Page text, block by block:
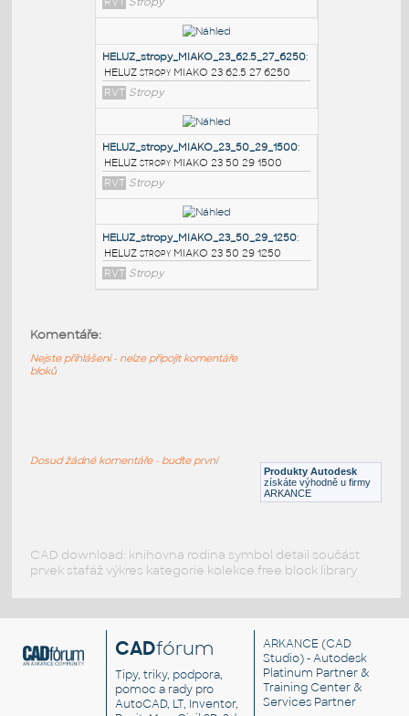
PODOBNÉ BLOKY
HELUZ_stropy_MIAKO_23_50_29_6250
HELUZ stropy MIAKO 23 50 29 6250
RVT Stropy
HELUZ_stropy_MIAKO_23_62.5_27_6250
HELUZ stropy MIAKO 23 62.5 27 6250
RVT Stropy
HELUZ stropy MIAKO 23 50 29 1500
HELUZ stropy MIAKO 23 50 29 1250
Produkty Autodesk
získáte výhodně u firmy
ARKANCE
Komentáře:
Nejste přihlášeni - nelze připojit komentáře
bloků
Dosud žádné komentáře - buďte první
CAD download: knihovna rodina symbol detail součást
prvek stafáž výkres kategorie kolekce free block library
CADfórum
Tipy, triky, podpora,
pomoc a rady pro
AutoCAD, LT, Inventor,
ARKANCE (CAD
Studio) - Autodesk
Platinum Partner &
Training Center &
Services Partner